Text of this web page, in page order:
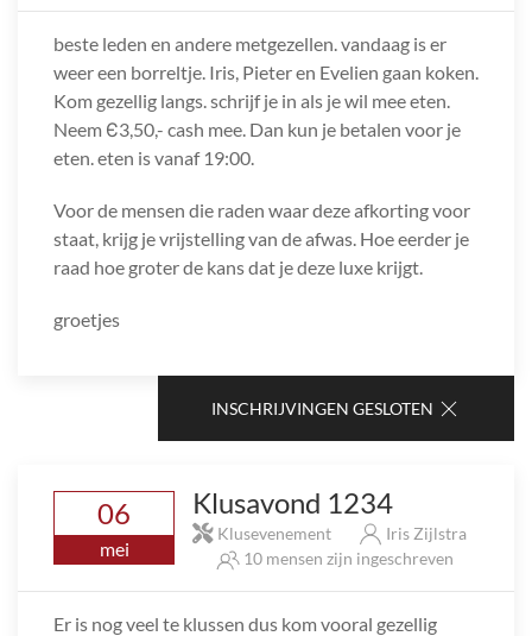
beste leden en andere metgezellen. vandaag is er
weer een borreltje. Iris, Pieter en Evelien gaan koken.
Kom gezellig langs. schrijf je in als je wil mee eten.
Neem Є3,50,- cash mee. Dan kun je betalen voor je
eten. eten is vanaf 19:00.
Voor de mensen die raden waar deze afkorting voor
staat, krijg je vrijstelling van de afwas. Hoe eerder je
raad hoe groter de kans dat je deze luxe krijgt.
groetjes
INSCHRIJVINGEN GESLOTEN
06
mei
Klusavond 1234
Klusevenement
Iris Zijlstra
10 mensen zijn ingeschreven
Er is nog veel te klussen dus kom vooral gezellig